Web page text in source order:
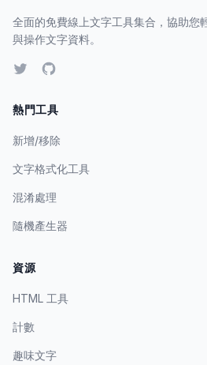
全面的免費線上文字工具集合，協助您
與操作文字資料。
熱門工具
新增/移除
文字格式化工具
混淆處理
隨機產生器
資源
HTML 工具
計數
趣味文字